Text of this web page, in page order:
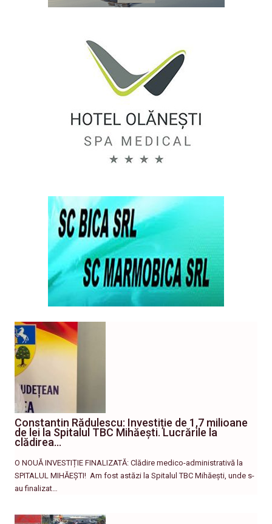
Constantin Rădulescu: Investiție de 1,7 milioane
de lei la Spitalul TBC Mihăești. Lucrările la
clădirea…
O NOUĂ INVESTIȚIE FINALIZATĂ: Clădire medico-administrativă la
SPITALUL MIHĂEȘTI! ​ Am fost astăzi la Spitalul TBC Mihăești, unde s-
au finalizat…